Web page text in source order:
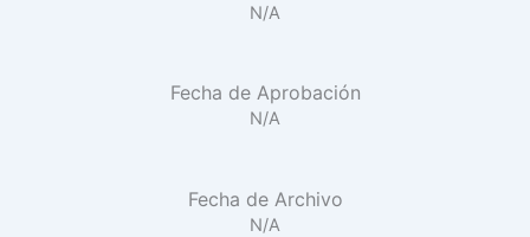
N/A
Fecha de Aprobación
N/A
Fecha de Archivo
N/A